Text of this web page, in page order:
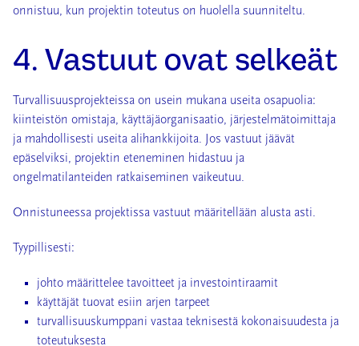
onnistuu, kun projektin toteutus on huolella suunniteltu.
4. Vastuut ovat selkeät
Turvallisuusprojekteissa on usein mukana useita osapuolia:
kiinteistön omistaja, käyttäjäorganisaatio, järjestelmätoimittaja
ja mahdollisesti useita alihankkijoita. Jos vastuut jäävät
epäselviksi, projektin eteneminen hidastuu ja
ongelmatilanteiden ratkaiseminen vaikeutuu.
Onnistuneessa projektissa vastuut määritellään alusta asti.
Tyypillisesti:
johto määrittelee tavoitteet ja investointiraamit
käyttäjät tuovat esiin arjen tarpeet
turvallisuuskumppani vastaa teknisestä kokonaisuudesta ja
toteutuksesta